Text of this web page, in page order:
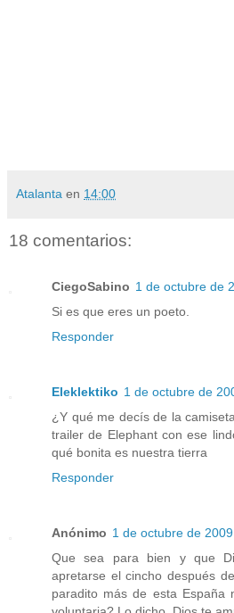
Atalanta en 14:00
18 comentarios:
CiegoSabino 1 de octubre de
Si es que eres un poeto.
Responder
Eleklektiko 1 de octubre de
¿Y qué me decís de la
trailer de Elephant con ese
qué bonita es nuestra tierra
Responder
Anónimo 1 de octubre de
Que sea para bien y que
apretarse el cincho después
paradito más de esta España